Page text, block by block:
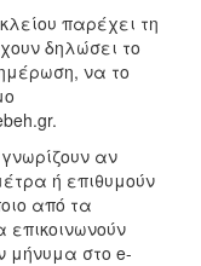
παρέχει τη
δηλώσει το
να το
αν
ή επιθυμούν
από τα
μήνυμα στο e-